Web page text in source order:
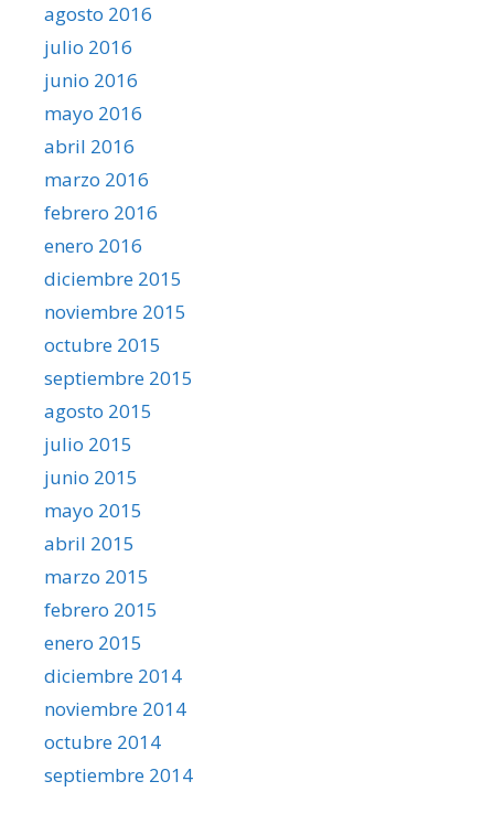
agosto 2016
julio 2016
junio 2016
mayo 2016
abril 2016
marzo 2016
febrero 2016
enero 2016
diciembre 2015
noviembre 2015
octubre 2015
septiembre 2015
agosto 2015
julio 2015
junio 2015
mayo 2015
abril 2015
marzo 2015
febrero 2015
enero 2015
diciembre 2014
noviembre 2014
octubre 2014
septiembre 2014